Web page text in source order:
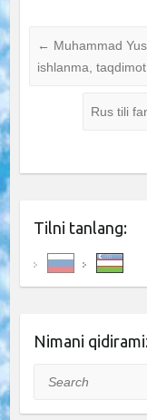
← Muhammad
ishlanma,
Rus tili
Tilni tanlang:
Nimani
Search